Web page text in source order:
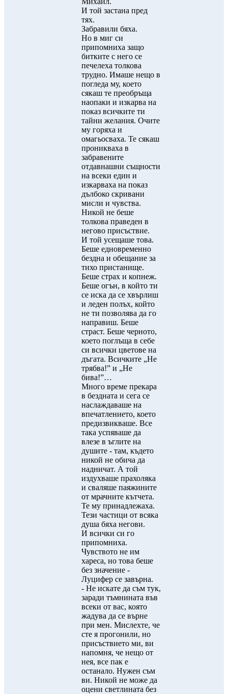
И той застана пред
тях.
Забравили бяха.
Но в миг си
припомниха защо
битките с него се
печелеха толкова
трудно. Имаше нещо в
погледа му, което
сякаш те преобръща
наопаки и изкарва на
показ всичките ти
тайни желания. Очите
му горяха и
омагьосваха. Те сякаш
проникваха в
забравените
отдавнашни същности
на всеки един и
изкарваха на показ
дълбоко скривани
мисли и чувства.
Никой не беше
толкова праведен в
негово присъствие.
И той усещаше това.
Беше едновременно
бездна и обещание за
тихо пристанище.
Беше страх и копнеж.
Беше огън, в който ти
се иска да се хвърлиш
и леден полъх, който
не ти позволява да го
направиш. Беше
страст. Беше черното,
което поглъща в себе
си всички цветове на
дъгата. Всичките „Не
трябва!” и „Не
бива!”…
Много време прекара
в бездната и сега се
наслаждаваше на
впечатлението, което
предизвикваше. Все
така успяваше да
влезе в ъглите на
душите - там, където
никой не обича да
надничат. А той
издухваше прахоляка
и сваляше паяжините
от мрачните кътчета.
Те му принадлежаха.
Тези частици от всяка
душа бяха негови.
И всички си го
припомниха.
Чувството не им
хареса, но това беше
без значение -
Луцифер се завърна.
- Не искате да съм тук,
заради тъмнината във
всеки от вас, която
жадува да се върне
при мен. Мислехте, че
сте я прогонили, но
присъствието ми, ви
напомня, че нещо от
нея, все пак е
останало. Нужен съм
ви. Никой не може да
оцени светлината без